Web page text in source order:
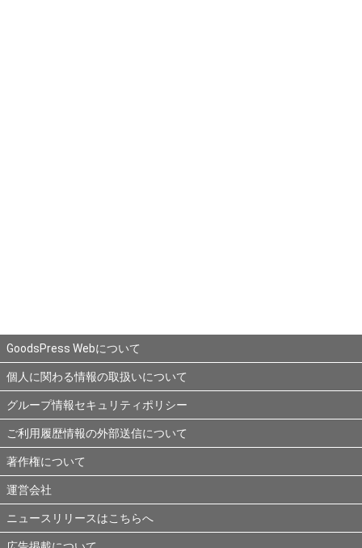
GoodsPress Webについて
個人に関わる情報の取扱いについて
グループ情報セキュリティポリシー
ご利用履歴情報の外部送信について
著作権について
運営会社
ニュースリリースはこちらへ